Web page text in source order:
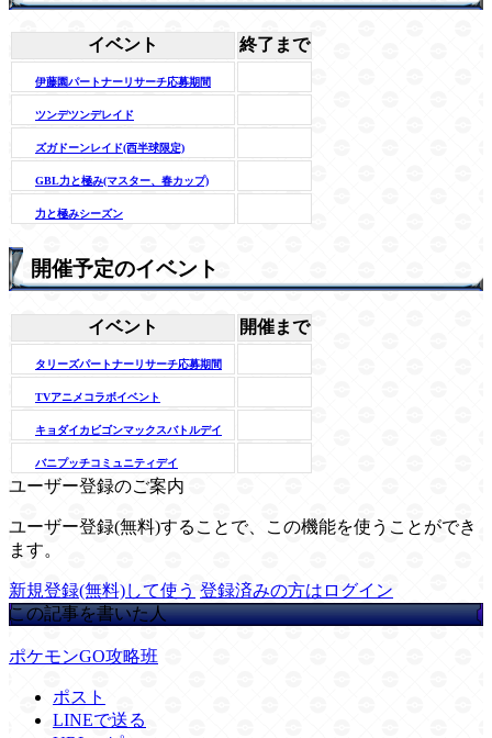
イベント 終了まで
伊藤園パートナーリサーチ応募期間
ツンデツンデレイド
ズガドーンレイド(西半球限定)
GBL力と極み(マスター、春カップ)
力と極みシーズン
開催予定のイベント
イベント 開催まで
タリーズパートナーリサーチ応募期間
TVアニメコラボイベント
キョダイカビゴンマックスバトルデイ
バニプッチコミュニティデイ
ユーザー登録のご案内
ユーザー登録(無料)することで、この機能を使うことができ
ます。
新規登録(無料)して使う 登録済みの方はログイン
この記事を書いた人
ポケモンGO攻略班
ポスト
LINEで送る